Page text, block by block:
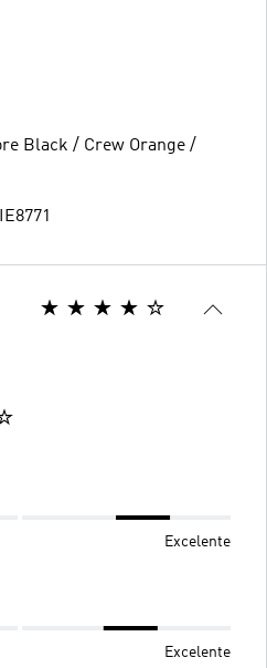
Black / Crew Orange /
Excelente
Excelente